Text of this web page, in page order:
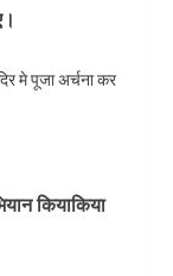
मे पूजा अर्चना कर
कियाकिया